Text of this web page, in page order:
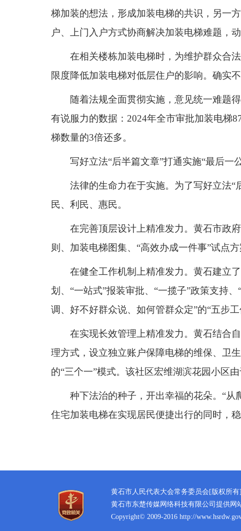
梯加装的想法，形成加装电梯的共识，另一
户、上门入户方式协商解决加装电梯难题，
在相关楼栋加装电梯时，为维护群众合
限度降低加装电梯对低层住户的影响。确实
随着法规全面贯彻实施，意见统一难题
有说服力的数据：2024年全市审批加装电梯
梯数量的3倍还多。
写好立法“后半篇文章”打通实施“最后一
法律的生命力在于实施。为了写好立法“
民、利民、惠民。
在完善顶层设计上精准发力。黄石市政
则、加装电梯图集、“高效办成一件事”试点
在健全工作机制上精准发力。黄石建立
划、“一站式”报装审批、“一揽子”政策支持
调、好不好群众说、如何管群众定”的“五步工
在实现长效管理上精准发力。黄石结合
理方式，设立独立账户保障电梯的维保、卫
的“三个一”模式。该社区宏维湖滨花园小区
种下法治的种子，开出幸福的花朵。“从
住宅加装电梯在实现居民便捷出行的同时，
黄石市人民代表大会常务委员会[版权所有]
黄石市东楚传媒网络科技有限公司提供网
Copyright© 2009-2016 http://